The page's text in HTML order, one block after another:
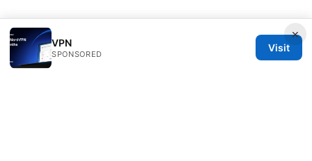
×
VPN
SPONSORED
Visit